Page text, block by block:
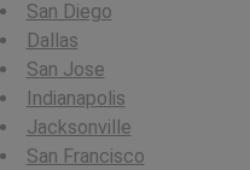
San Diego
Dallas
San Jose
Indianapolis
Jacksonville
San Francisco